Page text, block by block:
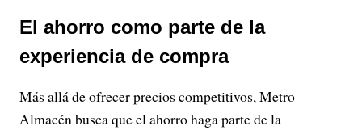
El ahorro como parte de la
experiencia de compra
Más allá de ofrecer precios competitivos, Metro
Almacén busca que el ahorro haga parte de la